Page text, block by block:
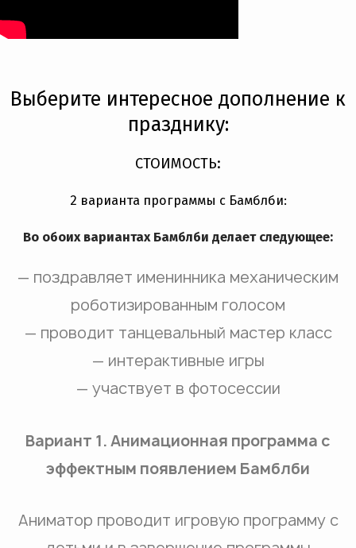
Выберите интересное дополнение к
празднику:
СТОИМОСТЬ:
2 варианта программы с Бамблби:
Во обоих вариантах Бамблби делает следующее:
— поздравляет именинника механическим
роботизированным голосом
— проводит танцевальный мастер класс
— интерактивные игры
— участвует в фотосессии
Вариант 1. Анимационная программа с
эффектным появлением Бамблби
Аниматор проводит игровую программу с